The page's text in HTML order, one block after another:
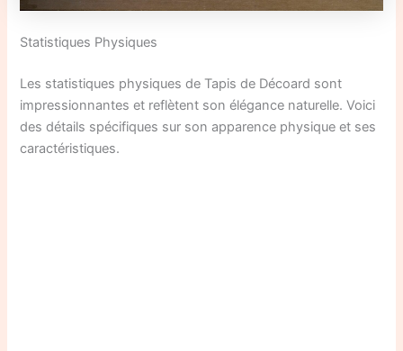
Statistiques Physiques
Les statistiques physiques de Tapis de Décoard sont
impressionnantes et reflètent son élégance naturelle. Voici
des détails spécifiques sur son apparence physique et ses
caractéristiques.